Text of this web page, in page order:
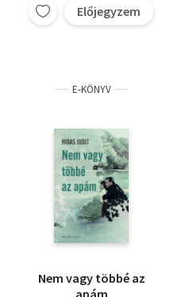
Előjegyzem
E-KÖNYV
Nem vagy többé az
apám